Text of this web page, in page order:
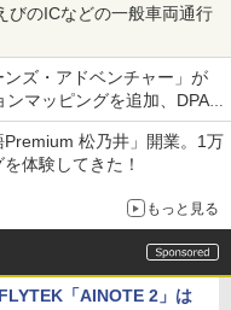
びのICなどの一般車両通行
ズ・アドベンチャー」が
マッピングを追加、DPA
松乃井」開業。1万
体験してきた！
もっと見る
「AINOTE 2」は